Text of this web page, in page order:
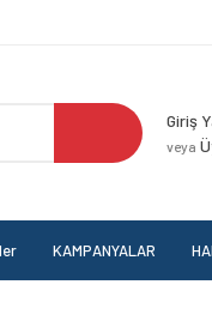
Giriş
veya
KAMPANYALAR